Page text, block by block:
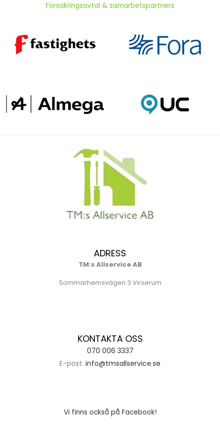
Försäkringsavtal & samarbetspartners
ADRESS
TM:s Allservice AB
Sommarhemsvägen 3 Virserum
KONTAKTA OSS
070 006 3337
E-post: info@tmsallservice.se
Vi finns också på Facebook!